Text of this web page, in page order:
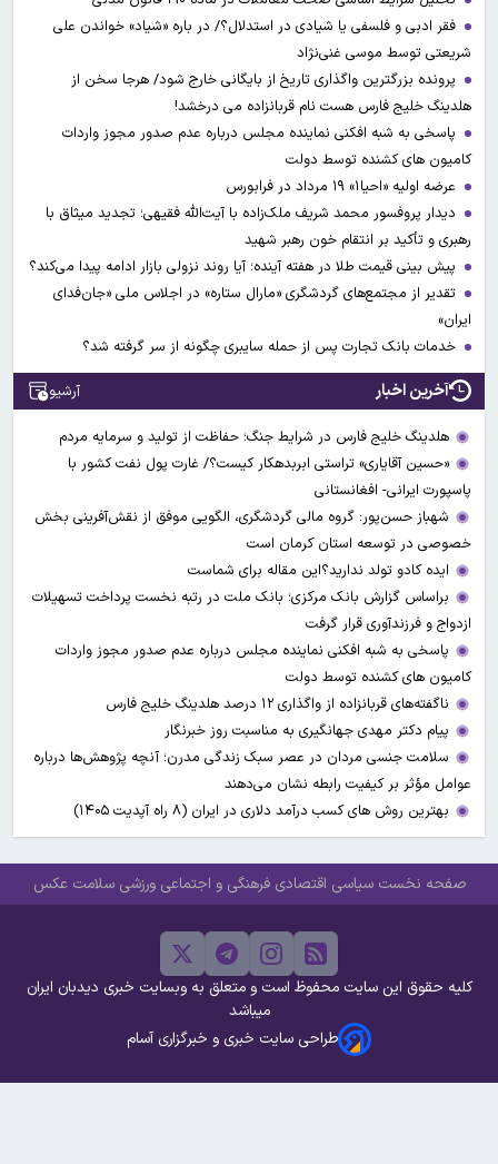
فقر ادبی و فلسفی یا شیادی در استدلال؟/ در باره «شیاد» خواندن علی
شریعتی توسط موسی غنی‌نژاد
پرونده بزرگترین واگذاری تاریخ از بایگانی خارج شود/ هرجا سخن از
هلدینگ خلیج فارس هست نام قربانزاده می درخشد!
پاسخی به شبه افکنی نماینده مجلس درباره عدم صدور مجوز واردات
کامیون های کشنده توسط دولت
عرضه اولیه «احیا۱» ۱۹ مرداد در فرابورس
دیدار پروفسور محمد شریف ملک‌زاده با آیت‌الله فقیهی؛ تجدید میثاق با
رهبری و تأکید بر انتقام خون رهبر شهید
پیش بینی قیمت طلا در هفته آینده؛ آیا روند نزولی بازار ادامه پیدا می‌کند؟
تقدیر از مجتمع‌های گردشگری «مارال ستاره» در اجلاس ملی «جان‌فدای
ایران»
خدمات بانک تجارت پس از حمله سایبری چگونه از سر گرفته شد؟
آخرین اخبار آرشیو
هلدینگ خلیج فارس در شرایط جنگ؛ حفاظت از تولید و سرمایه مردم
«حسین آقایاری» تراستی ابربدهکار کیست؟/ غارت پول نفت کشور با
پاسپورت ایرانی- افغانستانی
شهباز حسن‌پور: گروه مالی گردشگری، الگویی موفق از نقش‌آفرینی بخش
خصوصی در توسعه استان کرمان است
ایده کادو تولد ندارید؟این مقاله برای شماست
براساس گزارش بانک مرکزی؛ بانک ملت در رتبه نخست پرداخت تسهیلات
ازدواج و فرزندآوری قرار گرفت
پاسخی به شبه افکنی نماینده مجلس درباره عدم صدور مجوز واردات
کامیون های کشنده توسط دولت
ناگفته‌های قربانزاده از واگذاری ۱۲ درصد هلدینگ خلیج فارس
پیام دکتر مهدی جهانگیری به مناسبت روز خبرنگار
سلامت جنسی مردان در عصر سبک زندگی مدرن؛ آنچه پژوهش‌ها درباره
عوامل مؤثر بر کیفیت رابطه نشان می‌دهند
بهترین روش های کسب درآمد دلاری در ایران (۸ راه آپدیت ۱۴۰۵)
صفحه نخست سیاسی اقتصادی فرهنگی و اجتماعی ورزشی سلامت عکس
کلیه حقوق این سایت محفوظ است و متعلق به وبسایت خبری دیدبان ایران
میباشد
طراحی سایت خبری و خبرگزاری آسام